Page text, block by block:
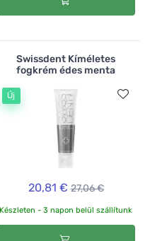
Swissdent Kíméletes
fogkrém édes menta
Új
20,81 € 27,06 €
Készleten - 3 napon belül szállítunk